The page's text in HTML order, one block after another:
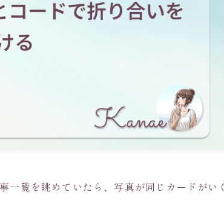
覧を眺めていたら、写真が同じカードがいく